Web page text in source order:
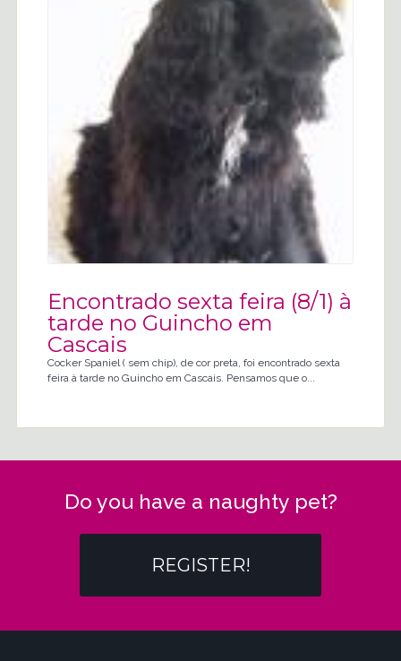
Encontrado sexta feira (8/1) à
tarde no Guincho em
Cascais
Cocker Spaniel ( sem chip), de cor preta, foi encontrado sexta
feira à tarde no Guincho em Cascais. Pensamos que o...
Do you have a naughty pet?
REGISTER!